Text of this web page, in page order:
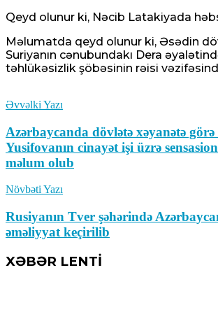
Qeyd olunur ki, Nəcib Latakiyada
Məlumatda qeyd olunur ki, Əsədin
Suriyanın cənubundakı Dera
təhlükəsizlik şöbəsinin rəisi
Əvvəlki Yazı
Azərbaycanda dövlətə xəyanətə
Yusifovanın cinayət işi üzrə
məlum olub
Növbəti Yazı
Rusiyanın Tver şəhərində
əməliyyat keçirilib
XƏBƏR LENTİ